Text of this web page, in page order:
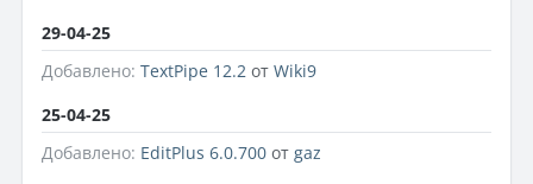
29-04-25
Добавлено: TextPipe 12.2 от Wiki9
25-04-25
Добавлено: EditPlus 6.0.700 от gaz